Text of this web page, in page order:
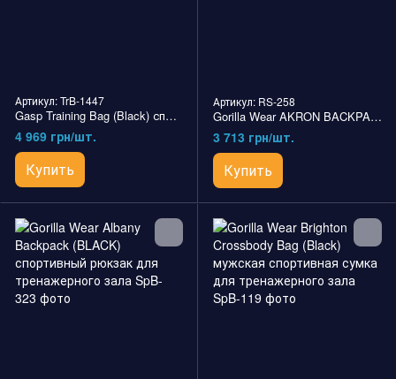
Артикул: TrB-1447
Gasp Training Bag (Black) спортивная сумка для бодибилдеров
4 969 грн/шт.
Купить
Артикул: RS-258
Gorilla Wear AKRON BACKPACK (BLACK) спортивньій рюкзак для тренажерного зала
3 713 грн/шт.
Купить